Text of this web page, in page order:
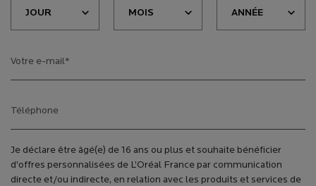
Votre e-mail*
Téléphone
Je déclare être âgé(e) de 16 ans ou plus et souhaite bénéficier
d’offres personnalisées de L’Oréal France par communication
directe et/ou indirecte, en relation avec les produits et services de